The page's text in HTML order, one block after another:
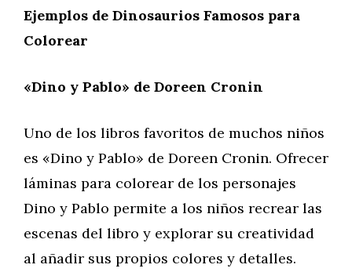
Ejemplos de Dinosaurios Famosos para
Colorear
«Dino y Pablo» de Doreen Cronin
Uno de los libros favoritos de muchos niños
es «Dino y Pablo» de Doreen Cronin. Ofrecer
láminas para colorear de los personajes
Dino y Pablo permite a los niños recrear las
escenas del libro y explorar su creatividad
al añadir sus propios colores y detalles.